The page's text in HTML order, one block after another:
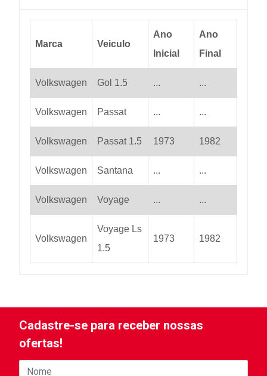
Marca Veiculo
Ano
Inicial
Ano
Final
Volkswagen Gol 1.5 ... ...
Volkswagen Passat ... ...
Volkswagen Passat 1.5 1973 1982
Volkswagen Santana ... ...
Volkswagen Voyage ... ...
Volkswagen
Voyage Ls
1.5
1973 1982
Cadastre-se para receber nossas
ofertas!